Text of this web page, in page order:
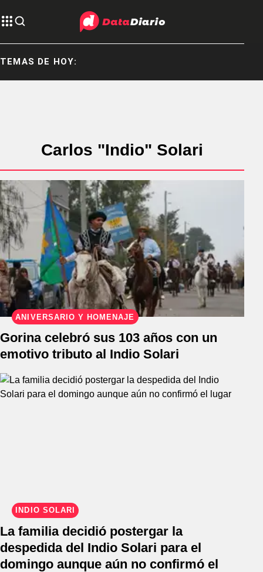
TEMAS DE HOY:
Carlos "Indio" Solari
ANIVERSARIO Y HOMENAJE
Gorina celebró sus 103 años con un
emotivo tributo al Indio Solari
INDIO SOLARI
La familia decidió postergar la
despedida del Indio Solari para el
domingo aunque aún no confirmó el